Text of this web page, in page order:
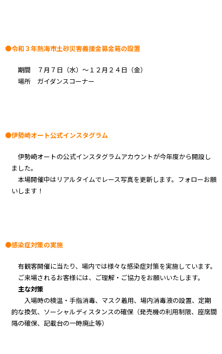
●令和３年熱海市土砂災害義援金募金箱の設置
期間 ７月７日（水）～１２月２４日（金）
場所 ガイダンスコーナー
●伊勢崎オート公式インスタグラム
伊勢崎オートの公式インスタグラムアカウントが今年度から開設し
ました。
本場開催中はリアルタイムでレース写真を更新します。フォローお願
いします！
●感染症対策の実施
有観客開催に当たり、場内では様々な感染症対策を実施しています。
ご来場されるお客様には、ご理解・ご協力をお願いいたします。
主な対策
入場時の検温・手指消毒、マスク着用、場内消毒液の設置、定期
的な換気、ソーシャルディスタンスの確保（発売機の利用制限、座席間
隔の確保、記載台の一時廃止等）